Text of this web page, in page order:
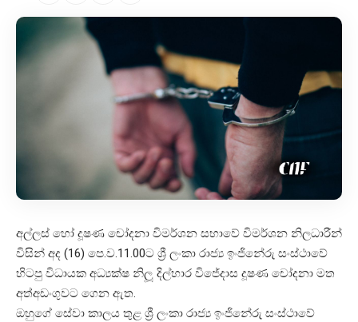
අල්ලස් හෝ දූෂණ චෝදනා විමර්ශන සභාවේ විමර්ශන නිලධාරීන්
විසින් අද (16) පෙ.ව.11.00ට ශ්‍රී ලංකා රාජ්‍ය ඉංජිනේරු සංස්ථාවේ
හිටපු විධායක අධ්‍යක්ෂ නිලූ දිල්හාර විජේදාස දූෂණ චෝදනා මත
අත්අඩංගුවට ගෙන ඇත.
ඔහුගේ සේවා කාලය තුළ ශ්‍රී ලංකා රාජ්‍ය ඉංජිනේරු සංස්ථාවේ